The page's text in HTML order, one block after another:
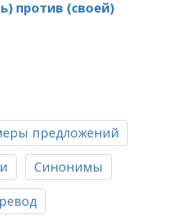
против (своей)
предложений
Синонимы